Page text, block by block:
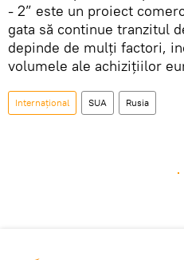
- 2” este un proiect
gata să continue tranzitul
depinde de mulți factori,
volumele ale achizițiilor
Internaţional SUA Rusia